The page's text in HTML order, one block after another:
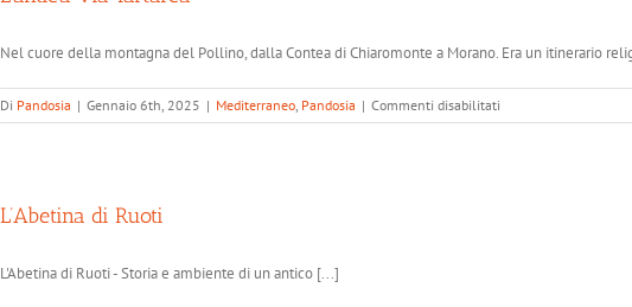
Nel cuore della montagna del Pollino, dalla Contea di Chiaromonte a Morano. Era un itinerario
Di Pandosia | Gennaio 6th, 2025 | Mediterraneo, Pandosia | Commenti disabilitati
L’antica
L’Abetina di Ruoti
L'Abetina di Ruoti - Storia e ambiente di un antico [...]